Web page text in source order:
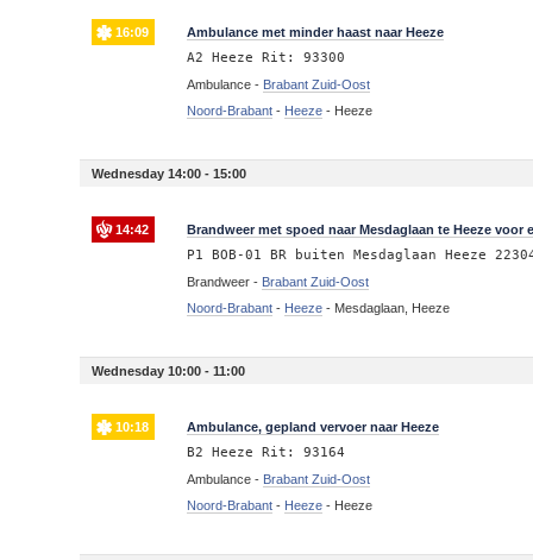
16:09 Ambulance met minder haast naar Heeze
A2 Heeze Rit: 93300
Ambulance - Brabant Zuid-Oost
Noord-Brabant - Heeze - Heeze
Wednesday 14:00 - 15:00
14:42 Brandweer met spoed naar Mesdaglaan te Heeze voor
P1 BOB-01 BR buiten Mesdaglaan Heeze
Brandweer - Brabant Zuid-Oost
Noord-Brabant - Heeze - Mesdaglaan, Heeze
Wednesday 10:00 - 11:00
10:18 Ambulance, gepland vervoer naar Heeze
B2 Heeze Rit: 93164
Ambulance - Brabant Zuid-Oost
Noord-Brabant - Heeze - Heeze